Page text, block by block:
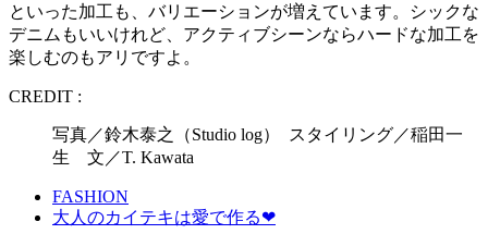
といった加工も、バリエーションが増えています。シックな
デニムもいいけれど、アクティブシーンならハードな加工を
楽しむのもアリですよ。
CREDIT :
写真／鈴木泰之（Studio log） スタイリング／稲田一
生 文／T. Kawata
FASHION
大人のカイテキは愛で作る❤︎